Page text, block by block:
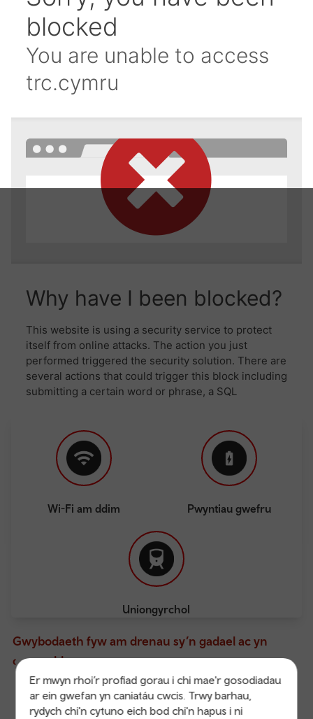
Er mwyn rhoi’r profiad gorau i chi mae'r gosodiadau
ar ein gwefan yn caniatáu cwcis. Trwy barhau,
rydych chi'n cytuno eich bod chi'n hapus i ni
Wi-Fi am ddim Pwyntiau gwefru
Uniongyrchol
Gwybodaeth fyw am drenau sy’n gadael ac yn
cyrraedd
Trenau’n Gadael Cyrraedd